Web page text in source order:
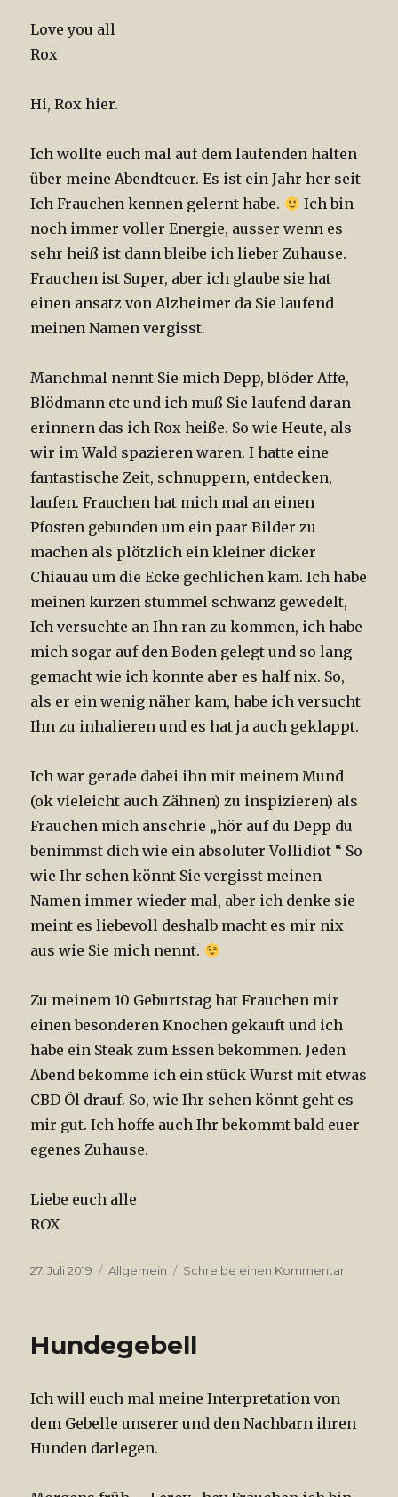
Love you all
Rox
Hi, Rox hier.
Ich wollte euch mal auf dem laufenden halten
über meine Abendteuer. Es ist ein Jahr her seit
Ich Frauchen kennen gelernt habe.
Ich bin
noch immer voller Energie, ausser wenn es
sehr heiß ist dann bleibe ich lieber Zuhause.
Frauchen ist Super, aber ich glaube sie hat
einen ansatz von Alzheimer da Sie laufend
meinen Namen vergisst.
Manchmal nennt Sie mich Depp, blöder Affe,
Blödmann etc und ich muß Sie laufend daran
erinnern das ich Rox heiße. So wie Heute, als
wir im Wald spazieren waren. I hatte eine
fantastische Zeit, schnuppern, entdecken,
laufen. Frauchen hat mich mal an einen
Pfosten gebunden um ein paar Bilder zu
machen als plötzlich ein kleiner dicker
Chiauau um die Ecke gechlichen kam. Ich habe
meinen kurzen stummel schwanz gewedelt,
Ich versuchte an Ihn ran zu kommen, ich habe
mich sogar auf den Boden gelegt und so lang
gemacht wie ich konnte aber es half nix. So,
als er ein wenig näher kam, habe ich versucht
Ihn zu inhalieren und es hat ja auch geklappt.
Ich war gerade dabei ihn mit meinem Mund
(ok vieleicht auch Zähnen) zu inspizieren) als
Frauchen mich anschrie „hör auf du Depp du
benimmst dich wie ein absoluter Vollidiot “ So
wie Ihr sehen könnt Sie vergisst meinen
Namen immer wieder mal, aber ich denke sie
meint es liebevoll deshalb macht es mir nix
aus wie Sie mich nennt.
Zu meinem 10 Geburtstag hat Frauchen mir
einen besonderen Knochen gekauft und ich
habe ein Steak zum Essen bekommen. Jeden
Abend bekomme ich ein stück Wurst mit etwas
CBD Öl drauf. So, wie Ihr sehen könnt geht es
mir gut. Ich hoffe auch Ihr bekommt bald euer
egenes Zuhause.
Liebe euch alle
ROX
Veröffentlicht
27. Juli 2019 Kategorien
Allgemein Schreibe einen Kommentar
Hundegebell
Ich will euch mal meine Interpretation von
dem Gebelle unserer und den Nachbarn ihren
Hunden darlegen.